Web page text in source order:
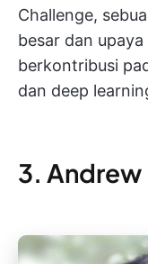
Challenge,
besar dan
berkontribusi
dan deep
3. Andrew